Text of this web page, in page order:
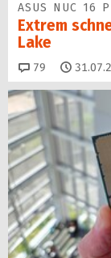
ASUS NUC 16
Extrem
Lake
79 Kommentare